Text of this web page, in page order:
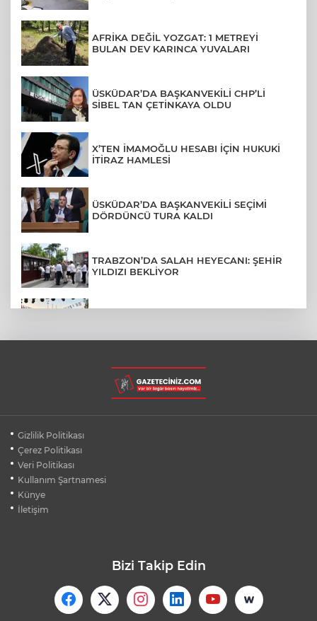
AFRİKA DEĞİL YOZGAT: 1 METREYİ
BULAN DEV KARINCA YUVALARI
ÜSKÜDAR’DA BAŞKANVEKİLİ CHP’Lİ
SİBEL TAN ÇETİNKAYA OLDU
X’TEN İMAMOĞLU HESABI İÇİN HUKUKİ
İTİRAZ HAMLESİ
ÜSKÜDAR’DA BAŞKANVEKİLİ SEÇİMİ
DÖRDÜNCÜ TURA KALDI
TRABZON’DA SALAH HEYECANI: ŞEHİR
YILDIZI BEKLİYOR
LGS YERLEŞTİRME SONUÇLARI
AÇIKLANDI! İŞTE TÜM TARİHLER
BURSA FESTİVALİ'NDE MUHTEŞEM
Gizlilik Politikası
Çerez Politikası
Veri Politikası
Kullanım Şartnamesi
Künye
İletişim
Bizi Takip Edin